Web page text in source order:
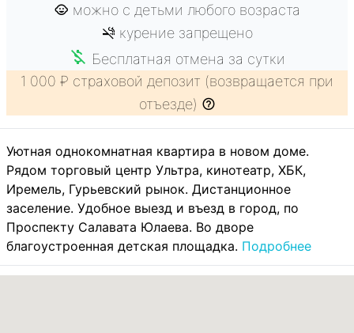
можно с детьми любого возраста
курение запрещено
Бесплатная отмена за сутки
1 000 ₽ страховой депозит (возвращается при
отъезде)
Уютная однокомнатная квартира в новом доме.
Рядом торговый центр Ультра, кинотеатр, ХБК,
Иремель, Гурьевский рынок. Дистанционное
заселение. Удобное выезд и въезд в город, по
Проспекту Салавата Юлаева. Во дворе
благоустроенная детская площадка. Подробнее